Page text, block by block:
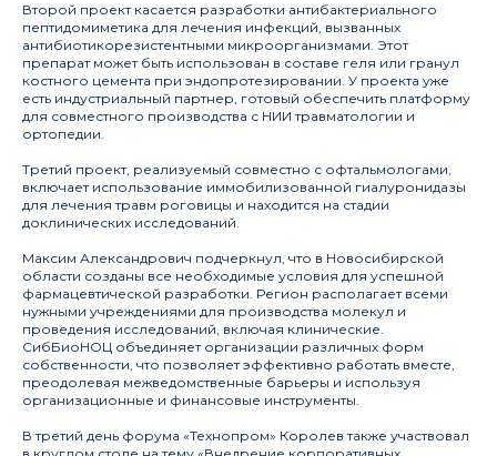
Второй проект касается разработки антибактериального
пептидомиметика для лечения инфекций, вызванных
антибиотикорезистентными микроорганизмами. Этот
препарат может быть использован в составе геля или гранул
костного цемента при эндопротезировании. У проекта уже
есть индустриальный партнер, готовый обеспечить платформу
для совместного производства с НИИ травматологии и
ортопедии.
Третий проект, реализуемый совместно с офтальмологами,
включает использование иммобилизованной гиалуронидазы
для лечения травм роговицы и находится на стадии
доклинических исследований.
Максим Александрович подчеркнул, что в Новосибирской
области созданы все необходимые условия для успешной
фармацевтической разработки. Регион располагает всеми
нужными учреждениями для производства молекул и
проведения исследований, включая клинические.
СибБиоНОЦ объединяет организации различных форм
собственности, что позволяет эффективно работать вместе,
преодолевая межведомственные барьеры и используя
организационные и финансовые инструменты.
В третий день форума «Технопром» Королев также участвовал